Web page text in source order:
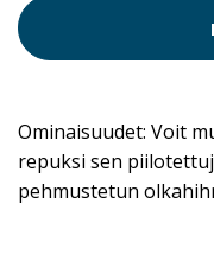
Ominaisuudet: Voit
repuksi sen
pehmustetun